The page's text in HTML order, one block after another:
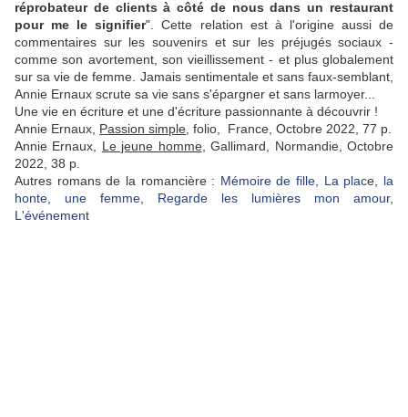
réprobateur de clients à côté de nous dans un restaurant
pour me le signifier". Cette relation est à l'origine aussi de
commentaires sur les souvenirs et sur les préjugés sociaux -
comme son avortement, son vieillissement - et plus globalement
sur sa vie de femme. Jamais sentimentale et sans faux-semblant,
Annie Ernaux scrute sa vie sans s'épargner et sans larmoyer...
Une vie en écriture et une d'écriture passionnante à découvrir !
Annie Ernaux, Passion simple , folio, France, Octobre 2022, 77 p.
Annie Ernaux, Le jeune homme, Gallimard, Normandie, Octobre
2022, 38 p.
Autres romans de la romancière : Mémoire de fille La place,
la
honte, une femme
Regarde les lumières mon amour,
L'événement